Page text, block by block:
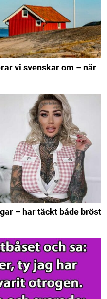
vi svenskar om – när
– har täckt både bröst